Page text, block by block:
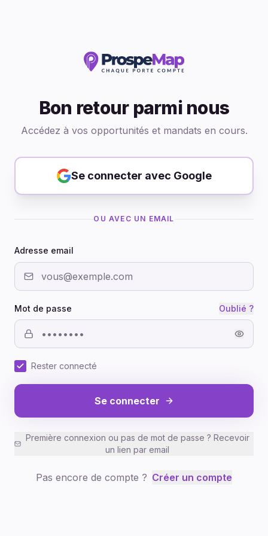
Bon retour parmi nous
Accédez à vos opportunités et mandats en cours.
Se connecter avec Google
OU AVEC UN EMAIL
Adresse email
Mot de passe Oublié ?
Rester connecté
Se connecter
Première connexion ou pas de mot de passe ? Recevoir
un lien par email
Pas encore de compte ? Créer un compte